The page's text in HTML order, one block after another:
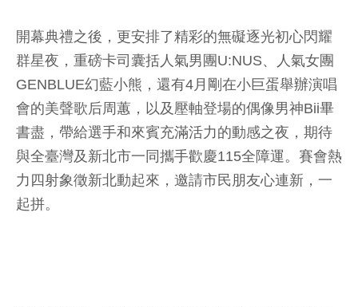
開幕典禮之後，更安排了精彩的無礙逐光初心閃耀
群星夜，重磅卡司囊括人氣男團U:NUS、人氣女團
GENBLUE幻藍小熊，還有4月剛在小巨蛋舉辦演唱
會的美聲歌后周蕙，以及壓軸登場的偶像男神Bii畢
書盡，帶給選手和來賓充滿活力的動感之夜，期待
與全臺灣及新北市一同攜手歡慶115全障運。賽會熱
力四射象徵新北動起來，邀請市民朋友心連新，一
起拼。